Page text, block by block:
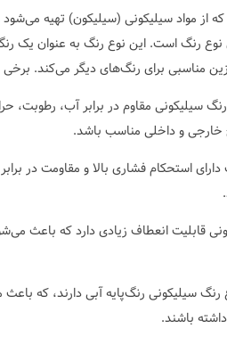
از مواد سیلیکونی (سیلیکون) تهیه می‌شود
رنگ است. این نوع رنگ به عنوان یک
مناسبی برای رنگ‌های دیگر می‌کند. برخی
و داخلی مناسب باشد.
استحکام فشاری بالا و مقاومت در
قابلیت انعطاف زیادی دارد که باعث
رنگ سیلیکونی رنگ‌پایه آبی دارند، که
باشند.